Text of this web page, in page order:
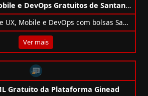
Cursos de UX, Mobile e DevOps Gratuitos de Santander + Alura
Cursos gratuitos de UX, Mobile e DevOps com bolsas Santander + Alura. Inscreva-se e avance na carreira tech!
Ver mais
Gratuito da Plataforma Ginead